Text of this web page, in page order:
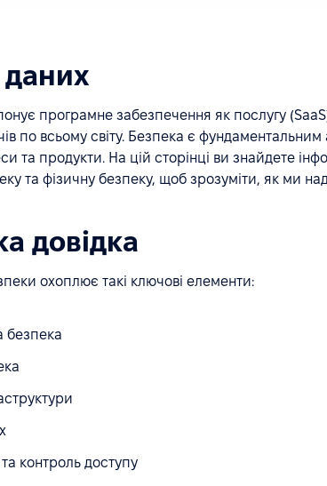
даних
програмне забезпечення як послугу
по всьому світу. Безпека є
та продукти. На цій сторінці ви знайдете
та фізичну безпеку, щоб зрозуміти, як ми
довідка
охоплює такі ключові елементи:
безпека
та контроль доступу